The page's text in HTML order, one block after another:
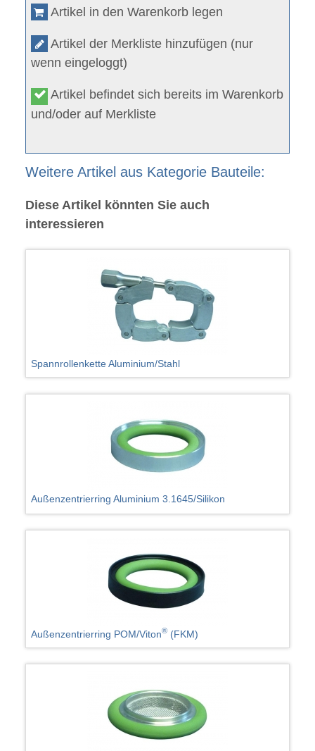
Artikel in den Warenkorb legen
Artikel der Merkliste hinzufügen (nur
wenn eingeloggt)
Artikel befindet sich bereits im Warenkorb
und/oder auf Merkliste
Weitere Artikel aus Kategorie Bauteile:
Diese Artikel könnten Sie auch
interessieren
Spannrollenkette Aluminium/Stahl
Außenzentrierring Aluminium 3.1645/Silikon
Außenzentrierring POM/Viton® (FKM)